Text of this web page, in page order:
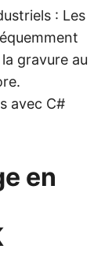
: Les
gravure au
avec C#
en